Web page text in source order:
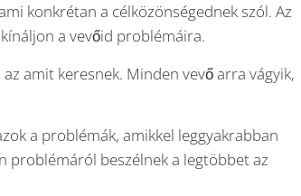
konkrétan a célközönségednek szól. Az
a vevőid problémáira.
amit keresnek. Minden vevő arra vágyik,
a problémák, amikkel leggyakrabban
problémáról beszélnek a legtöbbet az